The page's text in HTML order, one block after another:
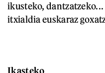
ikusteko,
itxialdia euskaraz
Ikasteko